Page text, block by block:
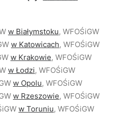
w Białymstoku, WFOŚiGW
w Katowicach, WFOŚiGW
w Krakowie, WFOŚiGW
w Łodzi, WFOŚiGW
w Opolu, WFOŚiGW
w Rzeszowie, WFOŚiGW
w Toruniu, WFOŚiGW